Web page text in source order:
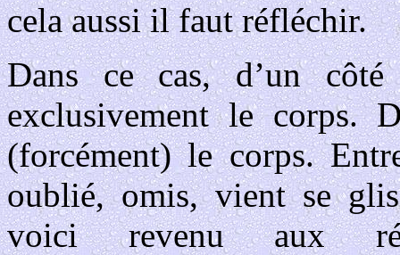
cela aussi il faut réfléchir.
Dans ce cas, d’un
exclusivement le corps.
(forcément) le corps.
oublié, omis, vient se
voici revenu aux